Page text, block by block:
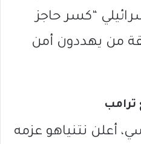
“كسر حاجز
من يهددون أمن
ترامب
أعلن نتنياهو عزمه